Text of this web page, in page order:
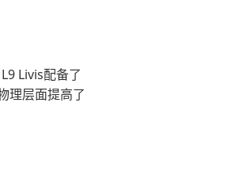
Livis配备了
理层面提高了